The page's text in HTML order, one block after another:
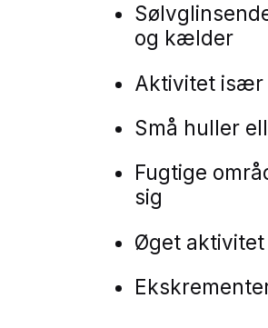
og kælder
Aktivitet især
Små huller
Fugtige
sig
Øget aktivitet